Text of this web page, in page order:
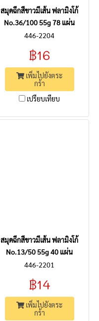
สมุดฉีกสีขาวมีเส้น ฟลามิงโก้
No.36/100 55g 78 แผ่น
446-2204
฿16
เพิ่มไปยังตระ
กร้า
เปรียบเทียบ
สมุดฉีกสีขาวมีเส้น ฟลามิงโก้
No.13/50 55g 40 แผ่น
446-2201
฿14
เพิ่มไปยังตระ
กร้า